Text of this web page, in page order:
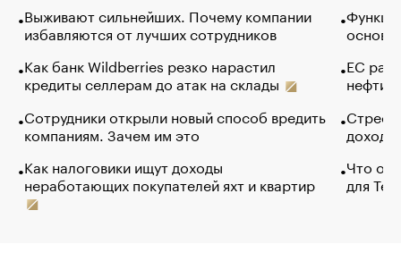
Выживают сильнейших. Почему компании
избавляются от лучших сотрудников
Как банк Wildberries резко нарастил
кредиты селлерам до атак на склады
Сотрудники открыли новый способ вредить
компаниям. Зачем им это
Как налоговики ищут доходы
неработающих покупателей яхт и квартир
основ
ЕС
нефти
Что
для